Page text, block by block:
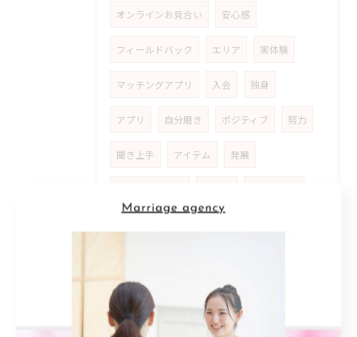
オンラインお見合い 安心感
フィールドバック エリア 実体験
マッチングアプリ 入会 独身
アプリ 自分磨き ポジティブ 努力
聞き上手 アイテム 発展
原動力 ストーリー 女性
自分らしさ マッチング